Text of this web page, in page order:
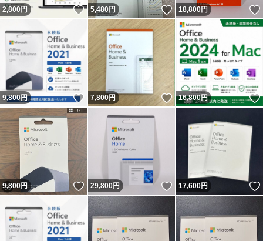
2,800円 いいね！
5,480円 いいね！
18,800円
9,800円 いいね！
7,800円 いいね！
16,800円
9,800円 いいね！
29,800円 いいね！
17,600円